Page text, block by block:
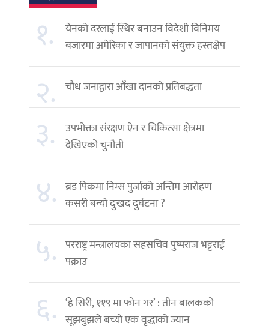
१.
येनको दरलाई स्थिर बनाउन विदेशी विनिमय
बजारमा अमेरिका र जापानको संयुक्त हस्तक्षेप
२. चौध जनाद्वारा आँखा दानको प्रतिबद्धता
३.
उपभोक्ता संरक्षण ऐन र चिकित्सा क्षेत्रमा
देखिएको चुनौती
४. ब्रड पिकमा निम्स पुर्जाको अन्तिम आरोहण
कसरी बन्यो दुःखद दुर्घटना ?
५. परराष्ट्र मन्त्रालयका सहसचिव पुष्पराज भट्टराई
पक्राउ
६. ‘हे सिरी, ११९ मा फोन गर’ : तीन बालकको
सूझबुझले बच्यो एक वृद्धाको ज्यान